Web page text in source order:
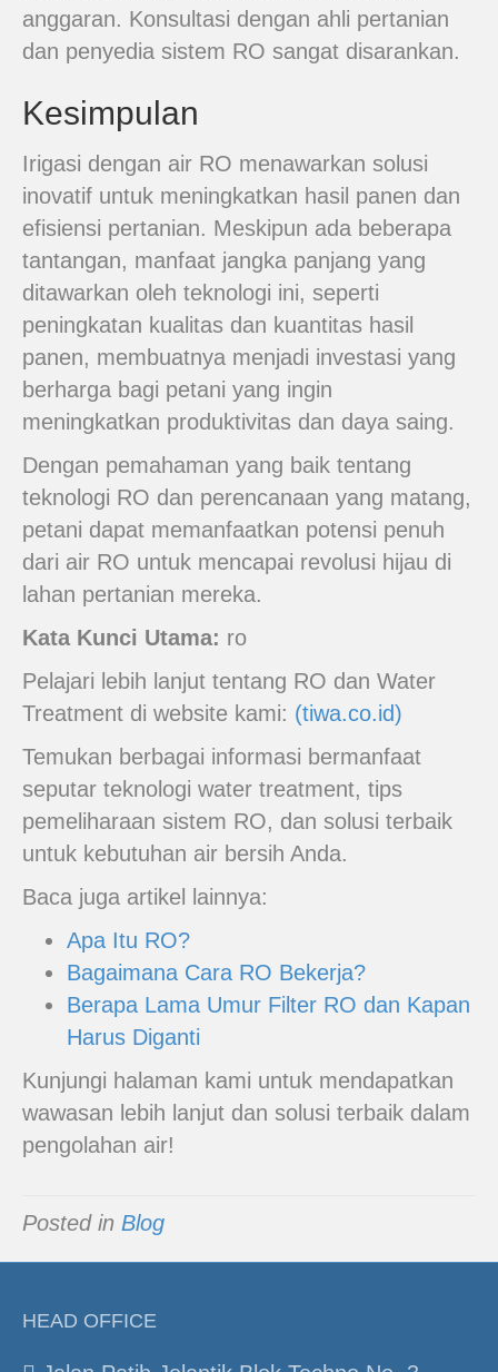
anggaran. Konsultasi dengan ahli pertanian
dan penyedia sistem RO sangat disarankan.
Kesimpulan
Irigasi dengan air RO menawarkan solusi
inovatif untuk meningkatkan hasil panen dan
efisiensi pertanian. Meskipun ada beberapa
tantangan, manfaat jangka panjang yang
ditawarkan oleh teknologi ini, seperti
peningkatan kualitas dan kuantitas hasil
panen, membuatnya menjadi investasi yang
berharga bagi petani yang ingin
meningkatkan produktivitas dan daya saing.
Dengan pemahaman yang baik tentang
teknologi RO dan perencanaan yang matang,
petani dapat memanfaatkan potensi penuh
dari air RO untuk mencapai revolusi hijau di
lahan pertanian mereka.
Kata Kunci Utama: ro
Pelajari lebih lanjut tentang RO dan Water
Treatment di website kami: (tiwa.co.id)
Temukan berbagai informasi bermanfaat
seputar teknologi water treatment, tips
pemeliharaan sistem RO, dan solusi terbaik
untuk kebutuhan air bersih Anda.
Baca juga artikel lainnya:
Apa Itu RO?
Bagaimana Cara RO Bekerja?
Berapa Lama Umur Filter RO dan Kapan
Harus Diganti
Kunjungi halaman kami untuk mendapatkan
wawasan lebih lanjut dan solusi terbaik dalam
pengolahan air!
Posted in Blog
HEAD OFFICE